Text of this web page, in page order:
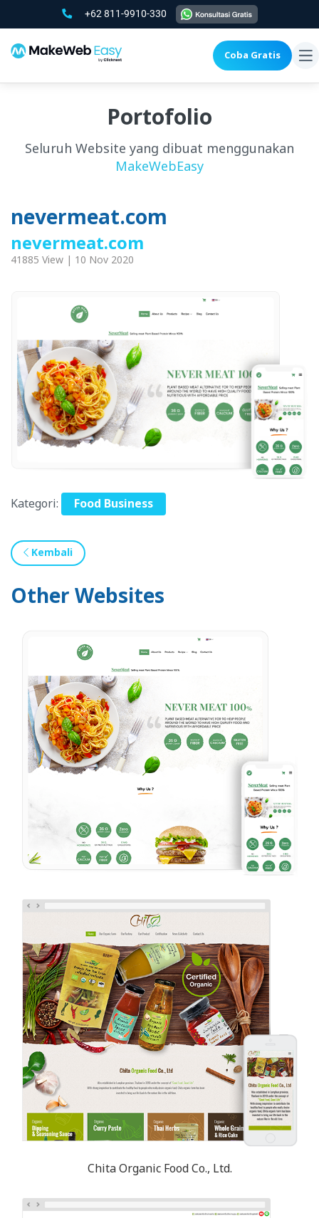
+62 811-9910-330
Coba Gratis
Portofolio
Seluruh Website yang dibuat menggunakan
MakeWebEasy
nevermeat.com
nevermeat.com
41885 View | 10 Nov 2020
Kategori: Food Business
Kembali
Other Websites
Chita Organic Food Co., Ltd.